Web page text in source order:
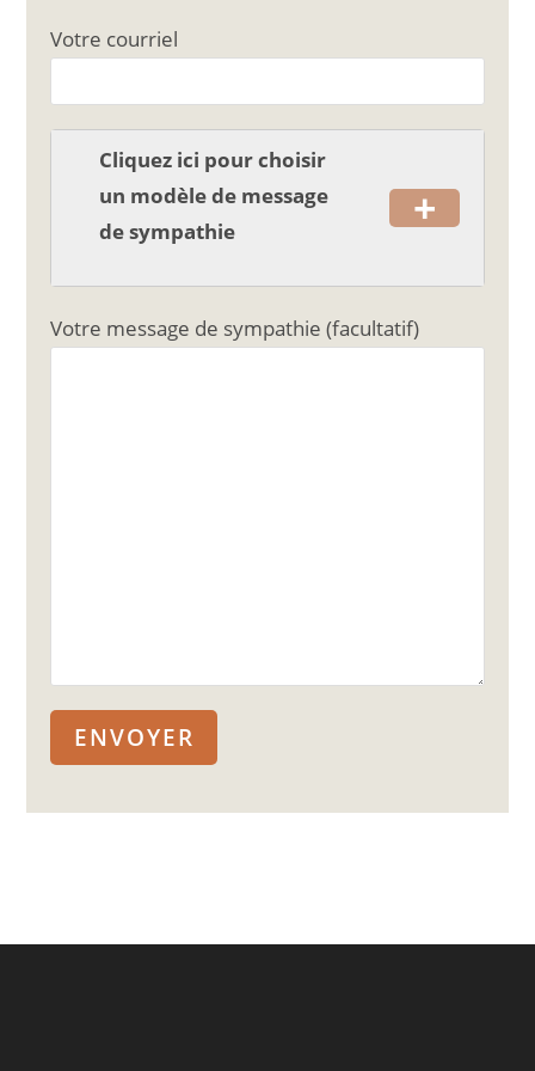
o
o
k
Votre courriel
Cliquez ici pour choisir
un modèle de message
de sympathie
+
Votre message de sympathie (facultatif)